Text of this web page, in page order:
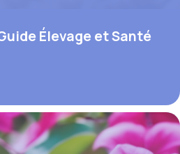
Élevage et Santé